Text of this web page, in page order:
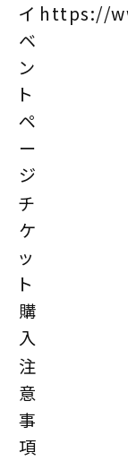
イ
ベ
ン
ト
ペ
ー
ジ
https://
チ
ケ
ッ
ト
購
入
注
意
事
項